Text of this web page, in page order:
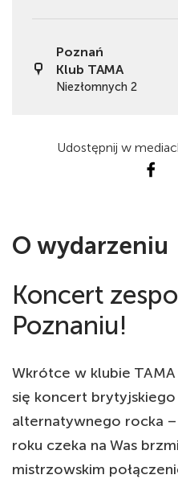
Poznań
Klub TAMA
Niezłomnych 2
Udostępnij w
O wydarzeniu
Koncert
Poznaniu!
Wkrótce w klubie
się koncert
alternatywnego rocka
roku czeka na Was
mistrzowskim